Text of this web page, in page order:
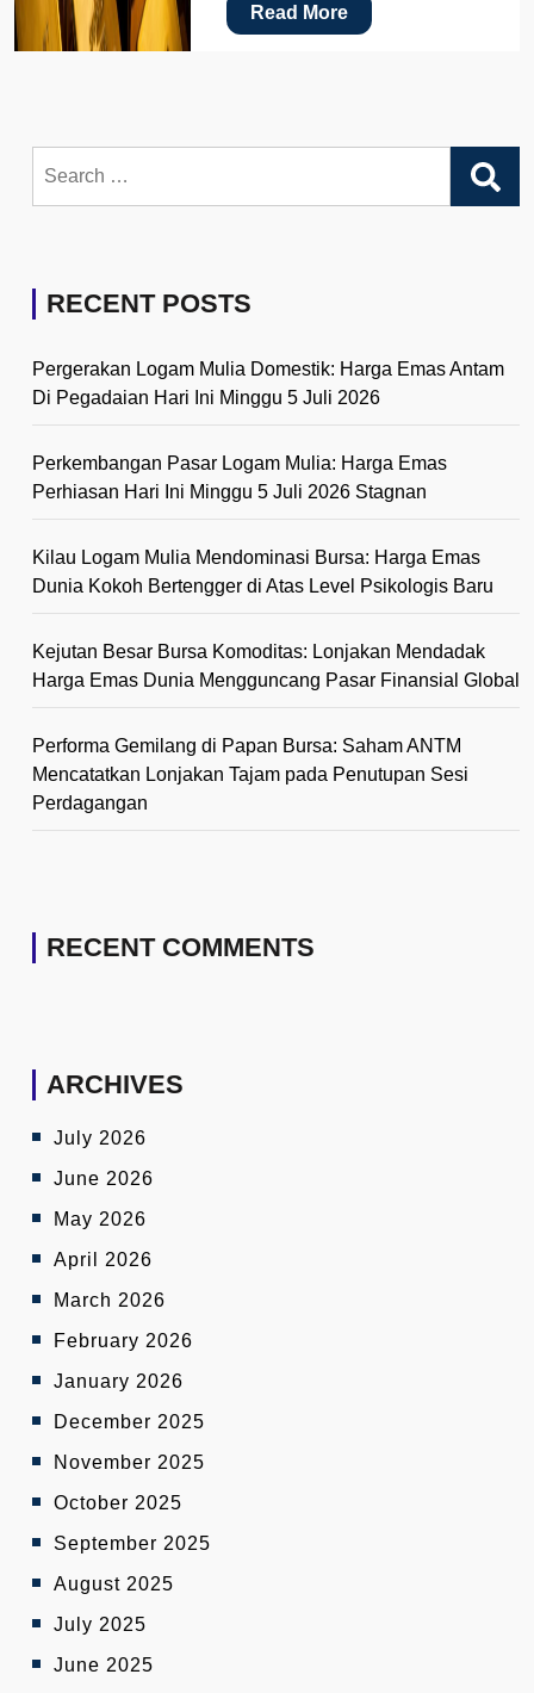
Read More
for:
RECENT POSTS
Pergerakan Logam Mulia Domestik: Harga Emas Antam
Di Pegadaian Hari Ini Minggu 5 Juli 2026
Perkembangan Pasar Logam Mulia: Harga Emas
Perhiasan Hari Ini Minggu 5 Juli 2026 Stagnan
Kilau Logam Mulia Mendominasi Bursa: Harga Emas
Dunia Kokoh Bertengger di Atas Level Psikologis Baru
Kejutan Besar Bursa Komoditas: Lonjakan Mendadak
Harga Emas Dunia Mengguncang Pasar Finansial Global
Performa Gemilang di Papan Bursa: Saham ANTM
Mencatatkan Lonjakan Tajam pada Penutupan Sesi
Perdagangan
RECENT COMMENTS
ARCHIVES
July 2026
June 2026
May 2026
April 2026
March 2026
February 2026
January 2026
December 2025
November 2025
October 2025
September 2025
August 2025
July 2025
June 2025